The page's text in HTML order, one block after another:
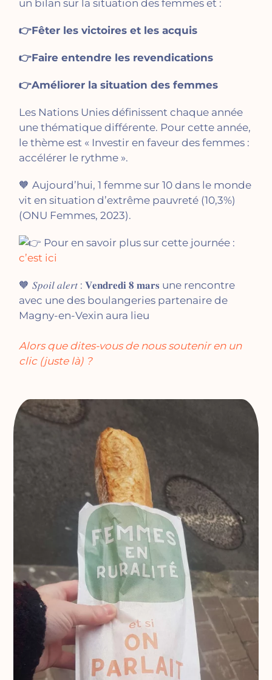
un bilan sur la situation des femmes et :
👉Fêter les victoires et les acquis
👉Faire entendre les revendications
👉Améliorer la situation des femmes
Les Nations Unies définissent chaque année
une thématique différente. Pour cette année,
le thème est « Investir en faveur des femmes :
accélérer le rythme ».
🧡 Aujourd’hui, 1 femme sur 10 dans le monde
vit en situation d’extrême pauvreté (10,3%)
(ONU Femmes, 2023).
Pour en savoir plus sur cette journée :
c’est ici
🧡 𝑆𝑝𝑜𝑖𝑙 𝑎𝑙𝑒𝑟𝑡 : 𝐕𝐞𝐧𝐝𝐫𝐞𝐝𝐢 𝟖 𝐦𝐚𝐫𝐬 une rencontre
avec une des boulangeries partenaire de
Magny-en-Vexin aura lieu
Alors que dites-vous de nous soutenir en un
clic (juste là) ?